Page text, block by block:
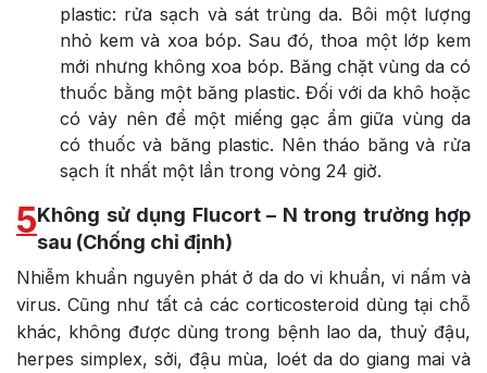
plastic: rửa sạch và sát trùng da. Bôi một lượng
nhỏ kem và xoa bóp. Sau đó, thoa một lớp kem
mới nhưng không xoa bóp. Băng chặt vùng da có
thuốc bằng một băng plastic. Đối với da khô hoặc
có vảy nên để một miếng gạc ẩm giữa vùng da
có thuốc và băng plastic. Nên tháo băng và rửa
sạch ít nhất một lần trong vòng 24 giờ.
5Không sử dụng Flucort – N trong trường hợp
sau (Chống chỉ định)
Nhiễm khuẩn nguyên phát ở da do vi khuẩn, vi nấm và
virus. Cũng như tất cả các corticosteroid dùng tại chỗ
khác, không được dùng trong bệnh lao da, thuỷ đậu,
herpes simplex, sởi, đậu mùa, loét da do giang mai và